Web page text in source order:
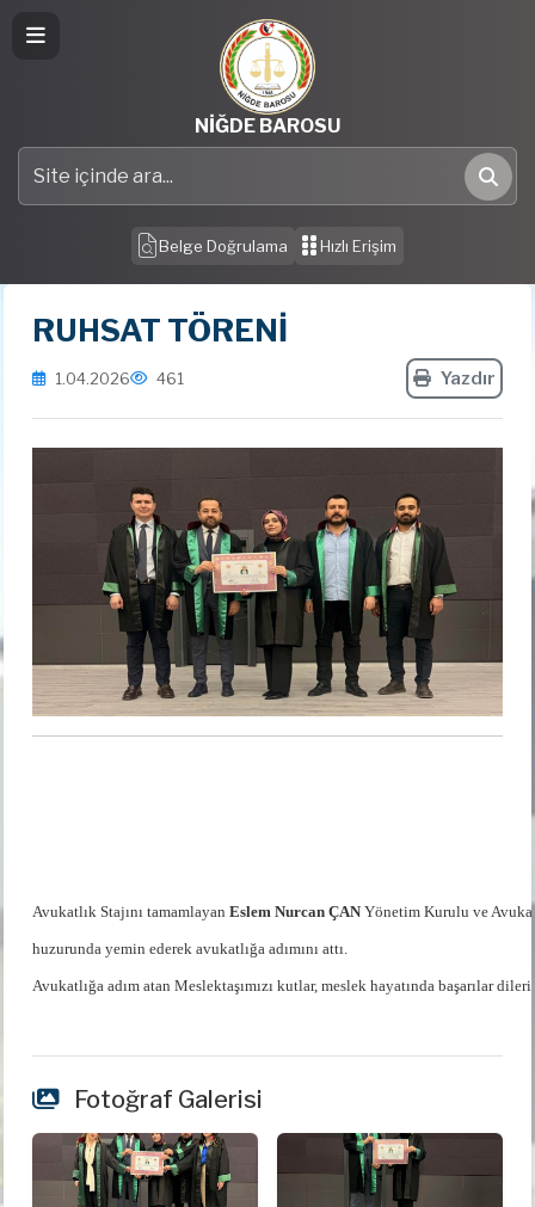
NİĞDE BAROSU
Site içinde ara
Ara
Belge Doğrulama Hızlı Erişim
RUHSAT TÖRENİ
1.04.2026 461 Yazdır
Avukatlık Stajını tamamlayan Eslem Nurcan ÇAN Yönetim Kurulu ve
huzurunda yemin ederek avukatlığa adımını attı.
Avukatlığa adım atan Meslektaşımızı kutlar, meslek hayatında başarılar
Fotoğraf Galerisi